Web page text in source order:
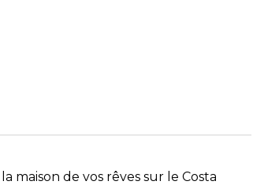
de vos rêves sur le Costa